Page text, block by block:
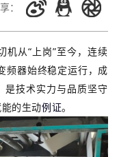
：
机从“上岗”至今，连续
器始终稳定运行，成
是技术实力与品质坚守
的生动例证。